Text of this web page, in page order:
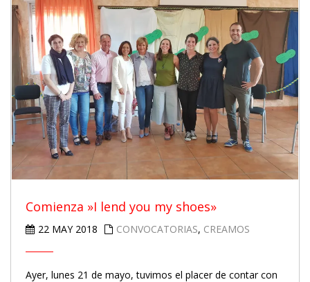
Comienza »I lend you my shoes»
22 MAY 2018 CONVOCATORIAS, CREAMOS
Ayer, lunes 21 de mayo, tuvimos el placer de contar con